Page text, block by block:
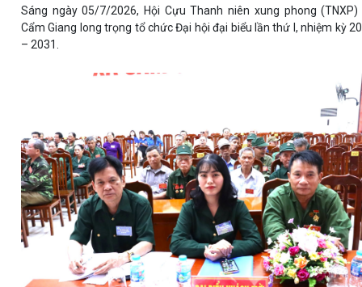
Sáng ngày 05/7/2026, Hội Cựu Thanh niên xung phong (TNXP)
Cẩm Giang long trọng tổ chức Đại hội đại biểu lần thứ I, nhiệm kỳ
– 2031.